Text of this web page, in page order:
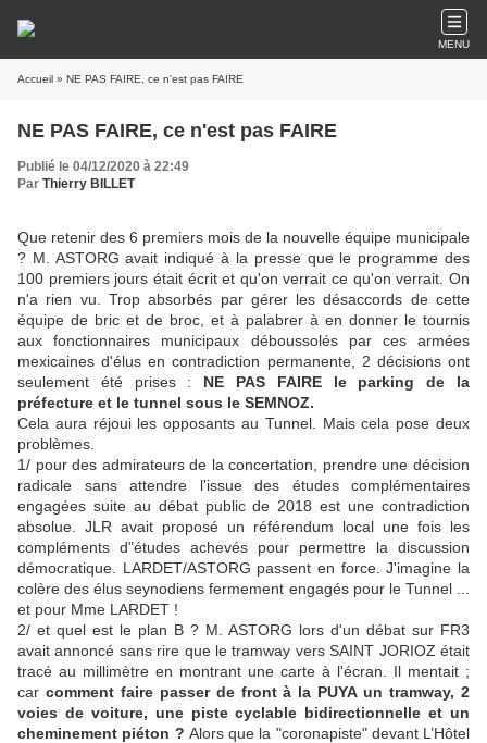
MENU
Accueil » NE PAS FAIRE, ce n'est pas FAIRE
NE PAS FAIRE, ce n'est pas FAIRE
Publié le 04/12/2020 à 22:49
Par Thierry BILLET
Que retenir des 6 premiers mois de la nouvelle équipe municipale
? M. ASTORG avait indiqué à la presse que le programme des
100 premiers jours était écrit et qu'on verrait ce qu'on verrait. On
n'a rien vu. Trop absorbés par gérer les désaccords de cette
équipe de bric et de broc, et à palabrer à en donner le tournis
aux fonctionnaires municipaux déboussolés par ces armées
mexicaines d'élus en contradiction permanente, 2 décisions ont
seulement été prises : NE PAS FAIRE le parking de la
préfecture et le tunnel sous le SEMNOZ.
Cela aura réjoui les opposants au Tunnel. Mais cela pose deux
problèmes.
1/ pour des admirateurs de la concertation, prendre une décision
radicale sans attendre l'issue des études complémentaires
engagées suite au débat public de 2018 est une contradiction
absolue. JLR avait proposé un référendum local une fois les
compléments d"études achevés pour permettre la discussion
démocratique. LARDET/ASTORG passent en force. J'imagine la
colère des élus seynodiens fermement engagés pour le Tunnel ...
et pour Mme LARDET !
2/ et quel est le plan B ? M. ASTORG lors d'un débat sur FR3
avait annoncé sans rire que le tramway vers SAINT JORIOZ était
tracé au millimètre en montrant une carte à l'écran. Il mentait ;
car comment faire passer de front à la PUYA un tramway, 2
voies de voiture, une piste cyclable bidirectionnelle et un
cheminement piéton ? Alors que la "coronapiste" devant L’Hôtel